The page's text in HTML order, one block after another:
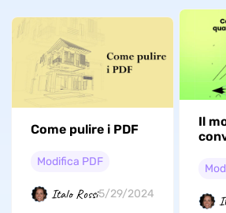
Come pulire i PDF
Modifica PDF
Italo Rossi5/29/2024
Il
un